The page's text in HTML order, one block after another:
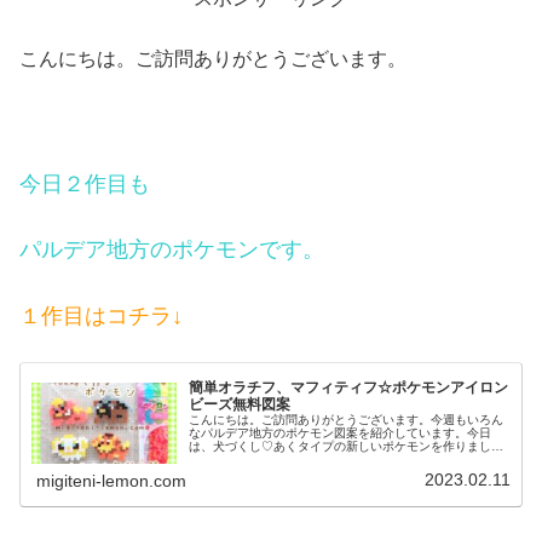
こんにちは。ご訪問ありがとうございます。
今日２作目も
パルデア地方のポケモンです。
１作目はコチラ↓
簡単オラチフ、マフィティフ☆ポケモンアイロン
ビーズ無料図案
こんにちは。ご訪問ありがとうございます。今週もいろん
なパルデア地方のポケモン図案を紹介しています。今日
は、犬づくし♡あくタイプの新しいポケモンを作りまし
migiteni-lemon.com 2023.02.11